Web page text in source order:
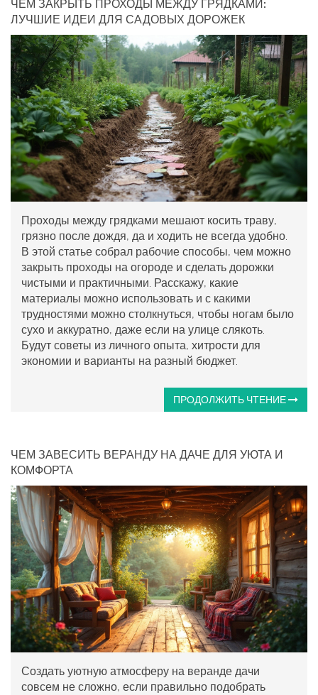
ЧЕМ ЗАКРЫТЬ ПРОХОДЫ МЕЖДУ ГРЯДКАМИ:
ЛУЧШИЕ ИДЕИ ДЛЯ САДОВЫХ ДОРОЖЕК
Проходы между грядками мешают косить траву,
грязно после дождя, да и ходить не всегда удобно.
В этой статье собрал рабочие способы, чем можно
закрыть проходы на огороде и сделать дорожки
чистыми и практичными. Расскажу, какие
материалы можно использовать и с какими
трудностями можно столкнуться, чтобы ногам было
сухо и аккуратно, даже если на улице слякоть.
Будут советы из личного опыта, хитрости для
экономии и варианты на разный бюджет.
ПРОДОЛЖИТЬ ЧТЕНИЕ
ЧЕМ ЗАВЕСИТЬ ВЕРАНДУ НА ДАЧЕ ДЛЯ УЮТА И
КОМФОРТА
Создать уютную атмосферу на веранде дачи
совсем не сложно, если правильно подобрать